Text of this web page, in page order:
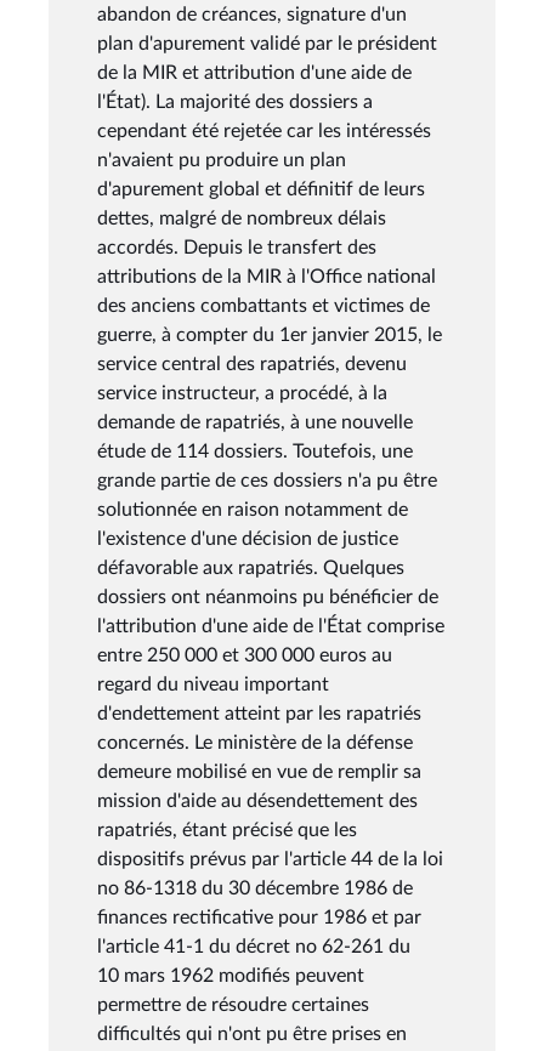
abandon de créances, signature d'un
plan d'apurement validé par le président
de la MIR et attribution d'une aide de
l'État). La majorité des dossiers a
cependant été rejetée car les intéressés
n'avaient pu produire un plan
d'apurement global et définitif de leurs
dettes, malgré de nombreux délais
accordés. Depuis le transfert des
attributions de la MIR à l'Office national
des anciens combattants et victimes de
guerre, à compter du 1er janvier 2015, le
service central des rapatriés, devenu
service instructeur, a procédé, à la
demande de rapatriés, à une nouvelle
étude de 114 dossiers. Toutefois, une
grande partie de ces dossiers n'a pu être
solutionnée en raison notamment de
l'existence d'une décision de justice
défavorable aux rapatriés. Quelques
dossiers ont néanmoins pu bénéficier de
l'attribution d'une aide de l'État comprise
entre 250 000 et 300 000 euros au
regard du niveau important
d'endettement atteint par les rapatriés
concernés. Le ministère de la défense
demeure mobilisé en vue de remplir sa
mission d'aide au désendettement des
rapatriés, étant précisé que les
dispositifs prévus par l'article 44 de la loi
no 86-1318 du 30 décembre 1986 de
finances rectificative pour 1986 et par
l'article 41-1 du décret no 62-261 du
10 mars 1962 modifiés peuvent
permettre de résoudre certaines
difficultés qui n'ont pu être prises en